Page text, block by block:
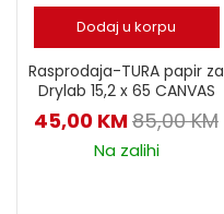
Dodaj u korpu
Rasprodaja-TURA papir za
Drylab 15,2 x 65 CANVAS
45,00 KM85,00KM
Na zalihi